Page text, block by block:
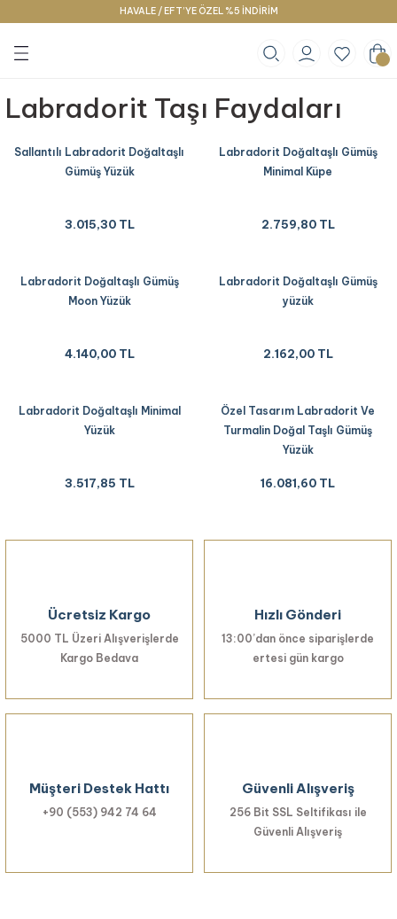
HAVALE / EFT’YE ÖZEL %5 İNDİRİM
Geri Dön
Geri Dön
Geri Dön
Labradorit Taşı Faydaları
Sallantılı Labradorit Doğaltaşlı
Gümüş Yüzük
3.015,30 TL
Labradorit Doğaltaşlı Gümüş
Minimal Küpe
2.759,80 TL
Labradorit Doğaltaşlı Gümüş
Moon Yüzük
4.140,00 TL
Labradorit Doğaltaşlı Gümüş
yüzük
2.162,00 TL
Labradorit Doğaltaşlı Minimal
Yüzük
3.517,85 TL
Özel Tasarım Labradorit Ve
Turmalin Doğal Taşlı Gümüş
Yüzük
16.081,60 TL
Ücretsiz Kargo
5000 TL Üzeri Alışverişlerde
Kargo Bedava
Hızlı Gönderi
13:00’dan önce siparişlerde
ertesi gün kargo
Müşteri Destek Hattı
+90 (553) 942 74 64
Güvenli Alışveriş
256 Bit SSL Seltifikası ile
Güvenli Alışveriş